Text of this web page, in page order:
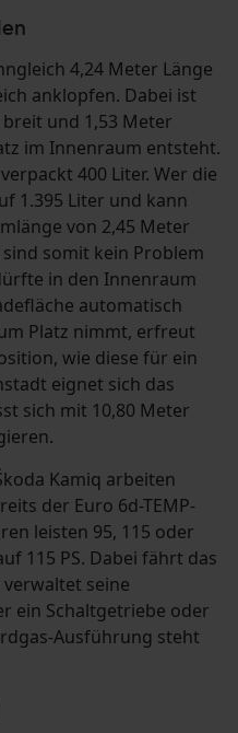
4,24 Meter Länge
anklopfen. Dabei ist
und 1,53 Meter
im Innenraum entsteht.
400 Liter. Wer die
1.395 Liter und kann
von 2,45 Meter
somit kein Problem
in den Innenraum
automatisch
Platz nimmt, erfreut
wie diese für ein
eignet sich das
sich mit 10,80 Meter
Kamiq arbeiten
der Euro 6d-TEMP-
leisten 95, 115 oder
115 PS. Dabei fährt das
seine
ein Schaltgetriebe oder
Ausführung steht